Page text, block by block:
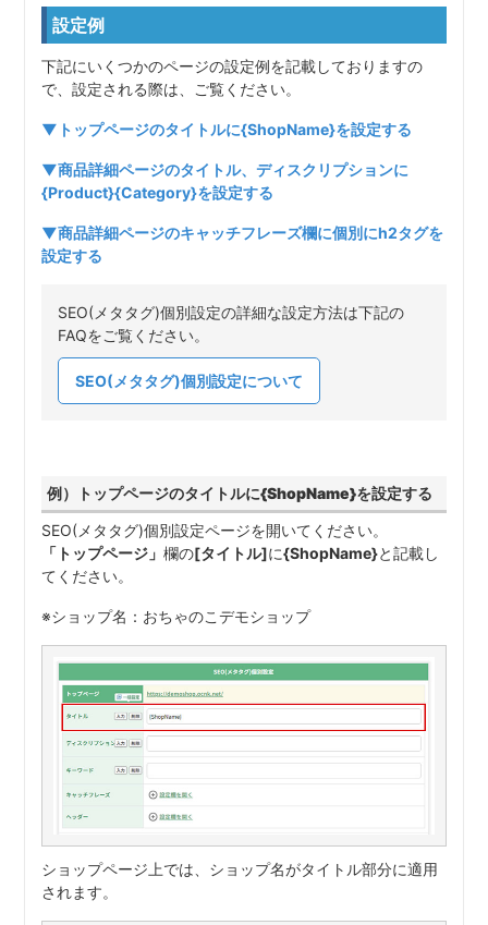
設定例
下記にいくつかのページの設定例を記載しておりますの
で、設定される際は、ご覧ください。
▼トップページのタイトルに{ShopName}を設定する
▼商品詳細ページのタイトル、ディスクリプションに
{Product}{Category}を設定する
▼商品詳細ページのキャッチフレーズ欄に個別にh2タグを
設定する
SEO(メタタグ)個別設定の詳細な設定方法は下記の
FAQをご覧ください。
SEO(メタタグ)個別設定について
例）トップページのタイトルに{ShopName}を設定する
SEO(メタタグ)個別設定ページを開いてください。
「トップページ」 欄の[タイトル]に{ShopName}と記載し
てください。
※ショップ名：おちゃのこデモショップ
ショップページ上では、ショップ名がタイトル部分に適用
されます。